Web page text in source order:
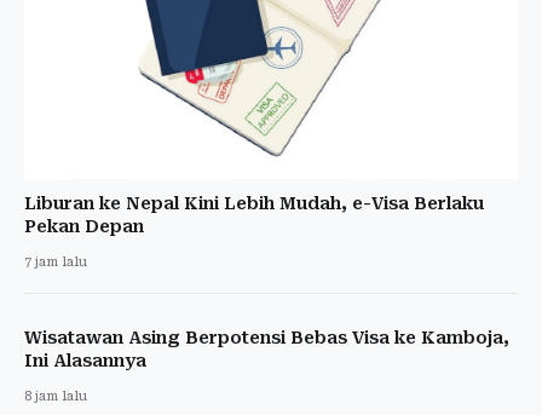
Liburan ke Nepal Kini Lebih Mudah, e-Visa Berlaku
Pekan Depan
7 jam lalu
Wisatawan Asing Berpotensi Bebas Visa ke Kamboja,
Ini Alasannya
8 jam lalu